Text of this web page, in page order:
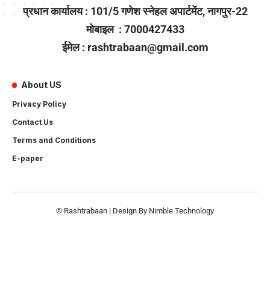
प्रधान कार्यालय : 101/5 गणेश स्नेहल अपार्टमेंट, नागपुर-22
मोबाइल : 7000427433
ईमेल : rashtrabaan@gmail.com
About US
Privacy Policy
Contact Us
Terms and Conditions
E-paper
© Rashtrabaan | Design By Nimble Technology